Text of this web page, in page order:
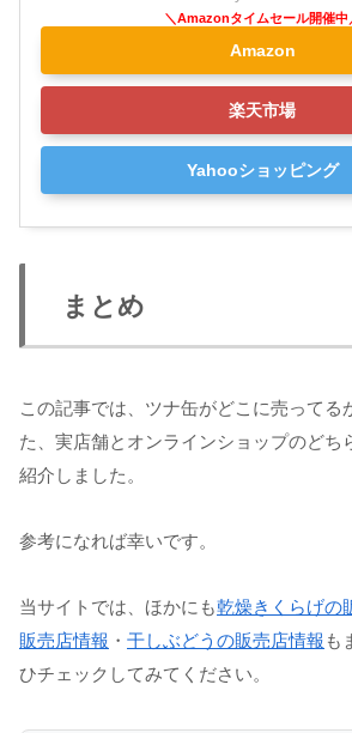
Amazon
楽天市場
Yahooショッピング
まとめ
この記事では、ツナ缶がどこに売ってる
た、実店舗とオンラインショップのどち
紹介しました。
参考になれば幸いです。
当サイトでは、ほかにも乾燥きくらげの
販売店情報 ・ 干しぶどうの販売店情報 も
ひチェックしてみてください。